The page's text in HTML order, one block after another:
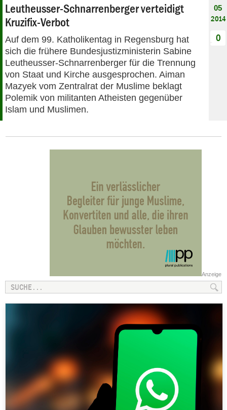
Leutheusser-Schnarrenberger verteidigt
Kruzifix-Verbot
Auf dem 99. Katholikentag in Regensburg hat
sich die frühere Bundesjustizministerin Sabine
Leutheusser-Schnarrenberger für die Trennung
von Staat und Kirche ausgesprochen. Aiman
Mazyek vom Zentralrat der Muslime beklagt
Polemik von militanten Atheisten gegenüber
Islam und Muslimen.
05
2014
0
Anzeige